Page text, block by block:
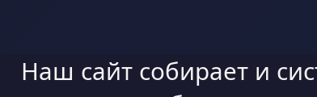
Наш сайт собирает и